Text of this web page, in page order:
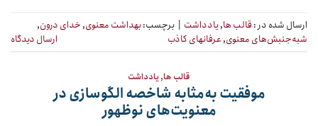
ارسال شده در : قالب ها,یادداشت | برچسب:بهداشت معنوی, خدای درون,
شبه‌جنبش‌های معنوی, عرفانهای کاذب ارسال دیدگاه
قالب ها,یادداشت
موفقیت به‌مثابه شاخصه الگوسازی در
معنویت‌های نوظهور